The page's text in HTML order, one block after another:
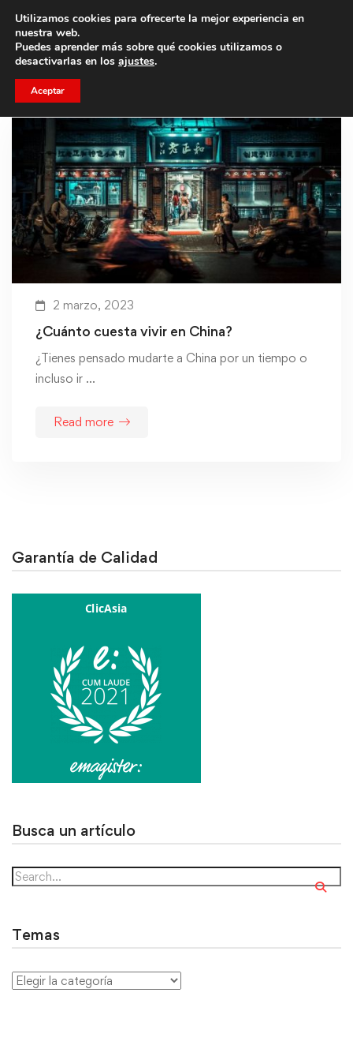
Trae a un amigo y llevaos un total de 75€ de descuento.
2 marzo, 2023
¿Cuánto cuesta vivir en China?
¿Tienes pensado mudarte a China por un tiempo o
incluso ir …
Read more
Garantía de Calidad
Busca un artículo
Temas
Utilizamos cookies para ofrecerte la mejor experiencia en
nuestra web.
Puedes aprender más sobre qué cookies utilizamos o
desactivarlas en los ajustes.
Aceptar